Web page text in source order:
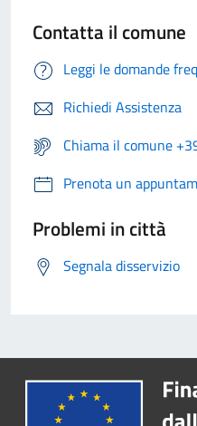
Contatta il comune
Leggi le domande
Richiedi Assistenza
Chiama il comune
Prenota un
Problemi in città
Segnala disservizio